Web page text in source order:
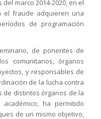
marco 2014-2020, en el
el fraude adquieren una
de programación
de ponentes de
comunitarios, órganos
y responsables de
de la lucha contra
de distintos órganos de la
ha permitido
de un mismo objetivo,